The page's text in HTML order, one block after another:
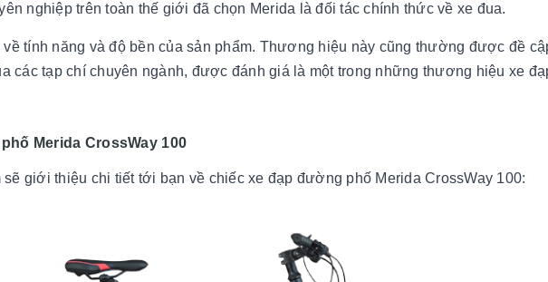
nghiệp trên toàn thế giới đã chọn Merida là đối tác chính thức về xe đua.
tính năng và độ bền của sản phẩm. Thương hiệu này cũng thường được đề
các tạp chí chuyên ngành, được đánh giá là một trong những thương hiệu xe
Merida CrossWay 100
giới thiệu chi tiết tới bạn về chiếc xe đạp đường phố Merida CrossWay 100: